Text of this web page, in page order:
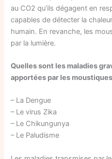
au CO2 qu’ils dégagent en
capables de détecter la
humain. En revanche, les
par la lumière.
Quelles sont les maladies
apportées par les
– La Dengue
– Le virus Zika
– Le Chikungunya
– Le Paludisme